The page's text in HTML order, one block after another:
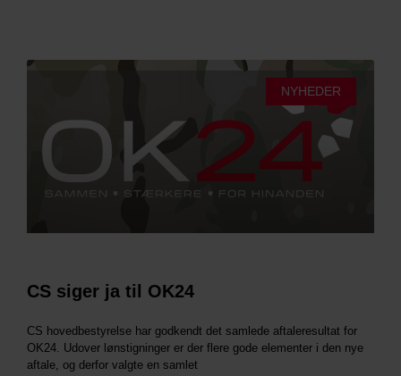
NYHEDER
CS siger ja til OK24
CS hovedbestyrelse har godkendt det samlede aftaleresultat for
OK24. Udover lønstigninger er der flere gode elementer i den nye
aftale, og derfor valgte en samlet